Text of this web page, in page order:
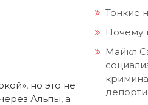
но это не
Альпы, а
Тонкие
Почему
Майкл